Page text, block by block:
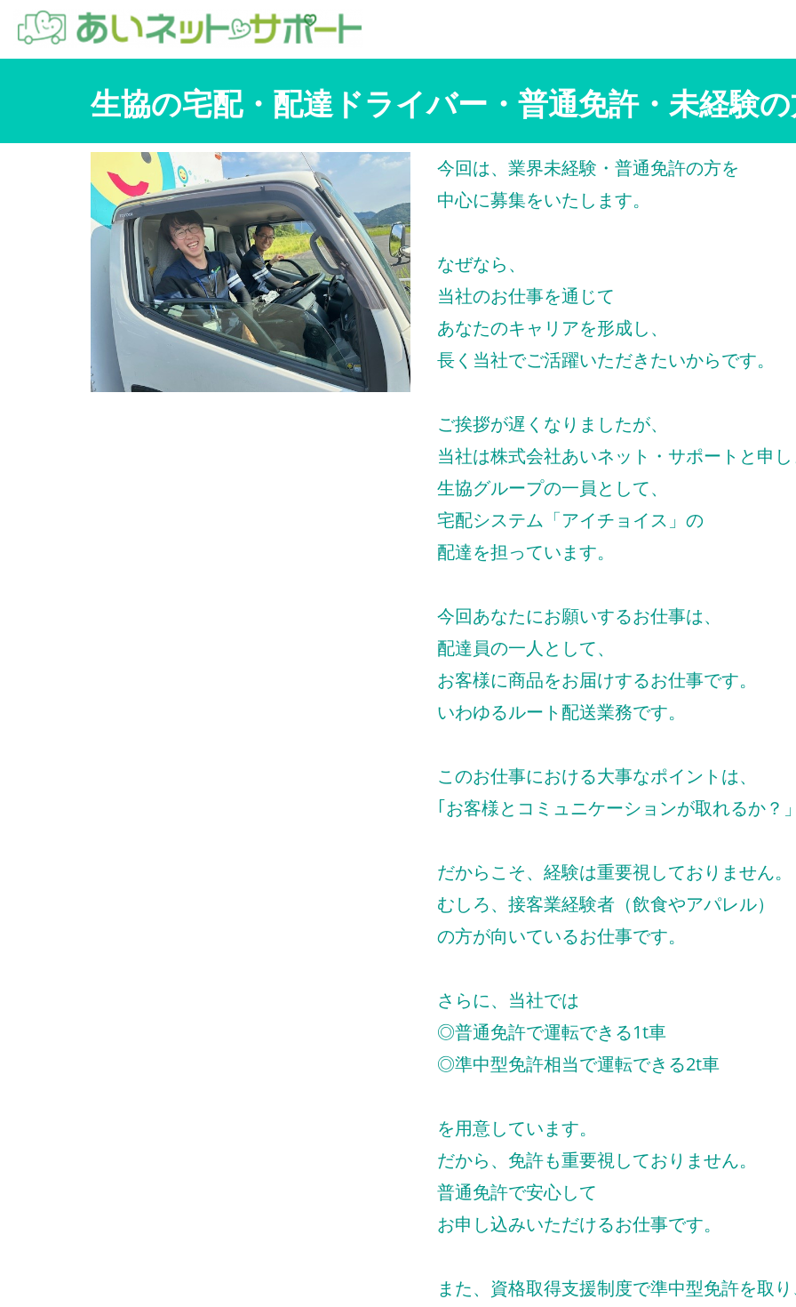
生協の宅配・配達ドライバー・普通免許・未経験
今回は、業界未経験・普通免許の方を
中心に募集をいたします。
なぜなら、
当社のお仕事を通じて
あなたのキャリアを形成し、
長く当社でご活躍いただきたいからです。
ご挨拶が遅くなりましたが、
当社は株式会社あいネット・サポートと申
生協グループの一員として、
宅配システム「アイチョイス」の
配達を担っています。
今回あなたにお願いするお仕事は、
配達員の一人として、
お客様に商品をお届けするお仕事です。
いわゆるルート配送業務です。
このお仕事における大事なポイントは、
｢お客様とコミュニケーションが取れるか？
だからこそ、経験は重要視しておりません。
むしろ、接客業経験者（飲食やアパレル）
の方が向いているお仕事です。
さらに、当社では
◎普通免許で運転できる1t車
◎準中型免許相当で運転できる2t車
を用意しています。
だから、免許も重要視しておりません。
普通免許で安心して
お申し込みいただけるお仕事です。
また、資格取得支援制度で準中型免許を取